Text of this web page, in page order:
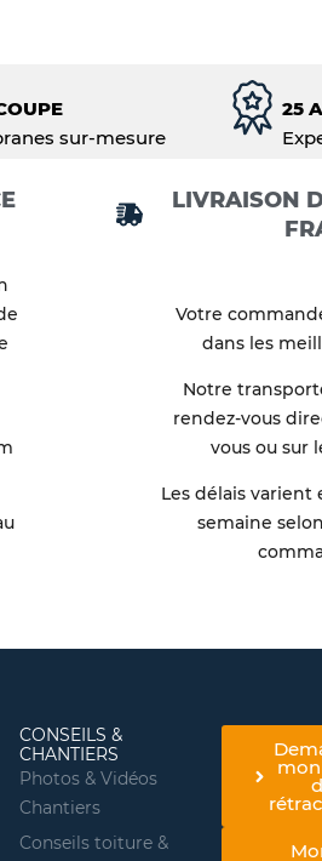
sur-mesure
25
LIVRAISON
Votre
dans les
Notre
rendez-vous
vous ou sur
Les délais varient
semaine
CONSEILS &
CHANTIERS
Photos & Vidéos
Chantiers
Conseils toiture &